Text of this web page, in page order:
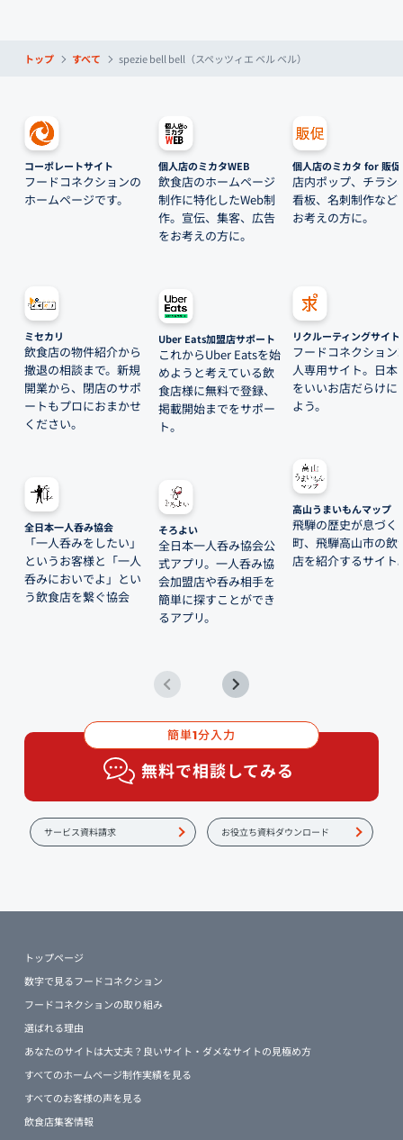
トップ すべて spezie bell bell（スペッツィエ ベル ベル）
コーポレートサイト
フードコネクションの
ホームページです。
ミセカリ
飲食店の物件紹介から
撤退の相談まで。新規
開業から、閉店のサポ
ートもプロにおまかせ
ください。
全日本一人呑み協会
「一人呑みをしたい」
というお客様と「一人
呑みにおいでよ」とい
う飲食店を繋ぐ協会
個人店のミカタWEB
飲食店のホームページ
制作に特化したWeb制
作。宣伝、集客、広告
をお考えの方に。
Uber Eats加盟店サポート
これからUber Eatsを始
めようと考えている飲
食店様に無料で登録、
掲載開始までをサポー
ト。
そろよい
全日本一人呑み協会公
式アプリ。一人呑み協
会加盟店や呑み相手を
簡単に探すことができ
るアプリ。
個人店のミカタ for 販促
店内ポップ、チラシ
看板、名刺制作など
お考えの方に。
リクルーティングサイト
フードコネクション
人専用サイト。日本
をいいお店だらけに
よう。
高山うまいもんマップ
飛騨の歴史が息づく
町、飛騨高山市の飲
店を紹介するサイト
簡単1分入力
無料で相談してみる
サービス資料請求 お役立ち資料ダウンロード
トップページ
数字で見るフードコネクション
フードコネクションの取り組み
選ばれる理由
あなたのサイトは大丈夫？良いサイト・ダメなサイトの見極め方
すべてのホームページ制作実績を見る
すべてのお客様の声を見る
飲食店集客情報